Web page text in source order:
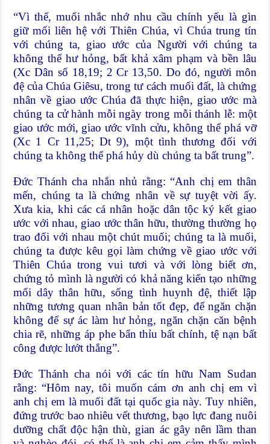
“Vì thế, muối nhắc nhớ nhu cầu chính yếu là gìn
giữ mối liên hệ với Thiên Chúa, vì Chúa trung tín
với chúng ta, giao ước của Người với chúng ta
không thể hư hỏng, bất khả xâm phạm và bền lâu
(Xc Dân số 18,19; 2 Cr 13,50. Do đó, người môn
đệ của Chúa Giêsu, trong tư cách muối đất, là chứng
nhân về giao ước Chúa đã thực hiện, giao ước mà
chúng ta cử hành mỗi ngày trong mỗi thánh lễ: một
giao ước mới, giao ước vĩnh cửu, không thể phá vỡ
(Xc 1 Cr 11,25; Dt 9), một tình thương đối với
chúng ta không thể phá hủy dù chúng ta bất trung”.
Đức Thánh cha nhắn nhủ rằng: “Anh chị em thân
mến, chúng ta là chứng nhân về sự tuyệt vời ấy.
Xưa kia, khi các cá nhân hoặc dân tộc ký kết giao
ước với nhau, giao ước thân hữu, thường thường họ
trao đổi với nhau một chút muối; chúng ta là muối,
chúng ta được kêu gọi làm chứng về giao ước với
Thiên Chúa trong vui tươi và với lòng biết ơn,
chứng tỏ mình là người có khả năng kiến tạo những
mối dây thân hữu, sống tình huynh đệ, thiết lập
những tương quan nhân bản tốt đẹp, để ngăn chặn
không để sự ác làm hư hỏng, ngăn chặn căn bệnh
chia rẽ, những áp phe bẩn thỉu bất chính, tệ nạn bất
công được lướt thắng”.
Đức Thánh cha nói với các tín hữu Nam Sudan
rằng: “Hôm nay, tôi muốn cám ơn anh chị em vì
anh chị em là muối đất tại quốc gia này. Tuy nhiên,
đứng trước bao nhiêu vết thương, bạo lực đang nuôi
dưỡng chất độc hận thù, gian ác gây nên lầm than